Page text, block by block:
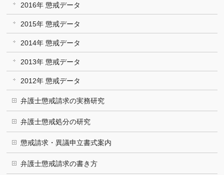
2016年 懲戒データ
2015年 懲戒データ
2014年 懲戒データ
2013年 懲戒データ
2012年 懲戒データ
弁護士懲戒請求の実務研究
弁護士懲戒処分の研究
懲戒請求・異議申立書式案内
弁護士懲戒請求の書き方